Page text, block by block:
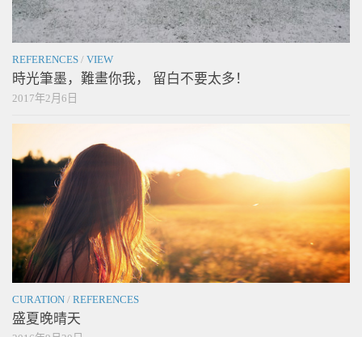
REFERENCES / VIEW
時光筆墨，難畫你我， 留白不要太多！
2017年2月6日
CURATION / REFERENCES
盛夏晚晴天